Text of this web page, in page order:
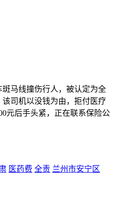
马线撞伤行人，被认定为全
司机以没钱为由，拒付医疗
元后手头紧，正在联系保险公
医药费 全责 兰州市安宁区